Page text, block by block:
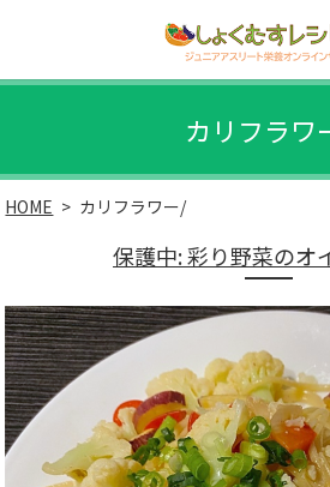
カリフラワ
HOME カリフラワー/
保護中: 彩り野菜のオ